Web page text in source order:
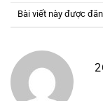
Bài viết này được